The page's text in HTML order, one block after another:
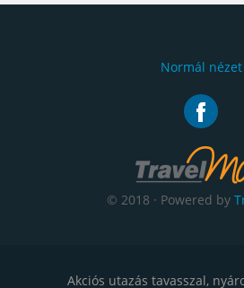
Normál nézet
© 2018 · Powered by
Akciós utazás tavasszal,